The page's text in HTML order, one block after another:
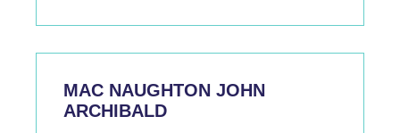
MAC NAUGHTON JOHN
ARCHIBALD